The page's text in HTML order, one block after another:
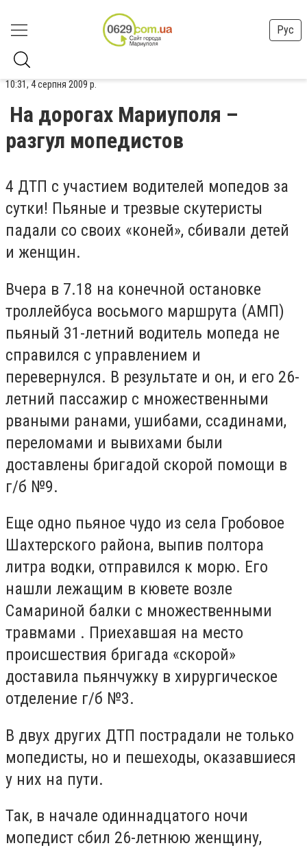
Рус
10:31, 4 серпня 2009 р.
На дорогах Мариуполя –
разгул мопедистов
4 ДТП с участием водителей мопедов за
сутки! Пьяные и трезвые скутеристы
падали со своих «коней», сбивали детей
и женщин.
Вчера в 7.18 на конечной остановке
троллейбуса восьмого маршрута (АМП)
пьяный 31-летний водитель мопеда не
справился с управлением и
перевернулся. В результате и он, и его 26-
летний пассажир с множественными
рваными ранами, ушибами, ссадинами,
переломами и вывихами были
доставлены бригадой скорой помощи в
г/б №9.
Еще одно пьяное чудо из села Гробовое
Шахтерского района, выпив полтора
литра водки, отправился к морю. Его
нашли лежащим в кювете возле
Самариной балки с множественными
травмами . Приехавшая на место
происшествия бригада «скорой»
доставила пьянчужку в хирургическое
отделение г/б №3.
В двух других ДТП пострадали не только
мопедисты, но и пешеходы, оказавшиеся
у них на пути.
Так, в начале одиннадцатого ночи
мопедист сбил 26-летнюю женщину,